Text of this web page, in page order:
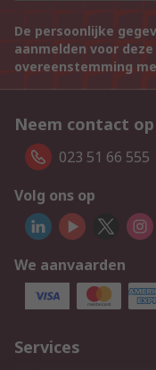
De persoonlijke
aanmelden voor
overeenstemming
Neem contact op
023 51 66 555
Volg ons op
We aanvaarden
Services